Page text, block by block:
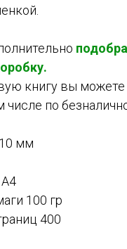
книгу вы можете
числе по
мм
100 гр
400